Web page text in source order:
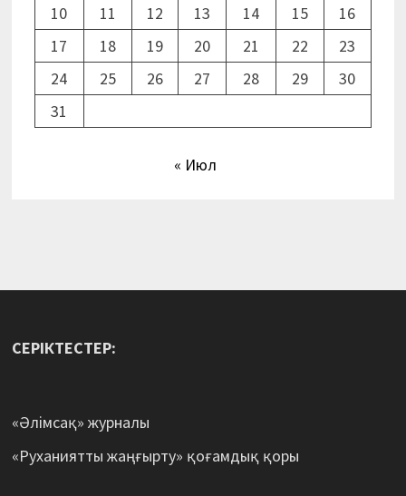
10
11 12 13 14 15
16
17
18 19 20 21 22
23
24
25 26 27 28 29
30
31
« Июл
СЕРІКТЕСТЕР:
«Әлімсақ» журналы
«Руханиятты жаңғырту» қоғамдық қоры